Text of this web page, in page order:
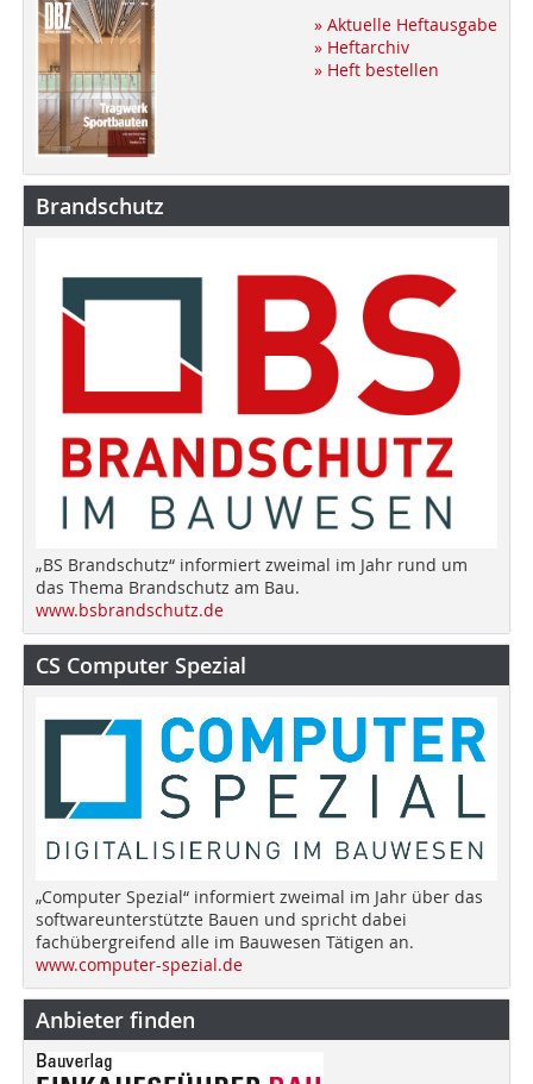
» Aktuelle Heftausgabe
» Heftarchiv
» Heft bestellen
Brandschutz
„BS Brandschutz“ informiert zweimal im Jahr rund um
das Thema Brandschutz am Bau.
www.bsbrandschutz.de
CS Computer Spezial
„Computer Spezial“ informiert zweimal im Jahr über das
softwareunterstützte Bauen und spricht dabei
fachübergreifend alle im Bauwesen Tätigen an.
www.computer-spezial.de
Anbieter finden